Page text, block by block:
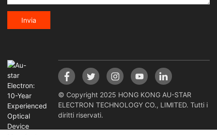
Invia
© Copyright 2025 HONG KONG AU-STAR
ELECTRON TECHNOLOGY CO., LIMITED. Tutti i
diritti riservati.